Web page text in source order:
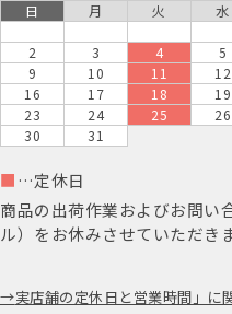
日 月 火 水
2
3 4 5
9
10 11 12
16
17 18 19
23
24 25 26
30
31
■ …定休日
商品の出荷作業およびお問い
ル）をお休みさせていただき
実店舗の定休日と営業時間」に